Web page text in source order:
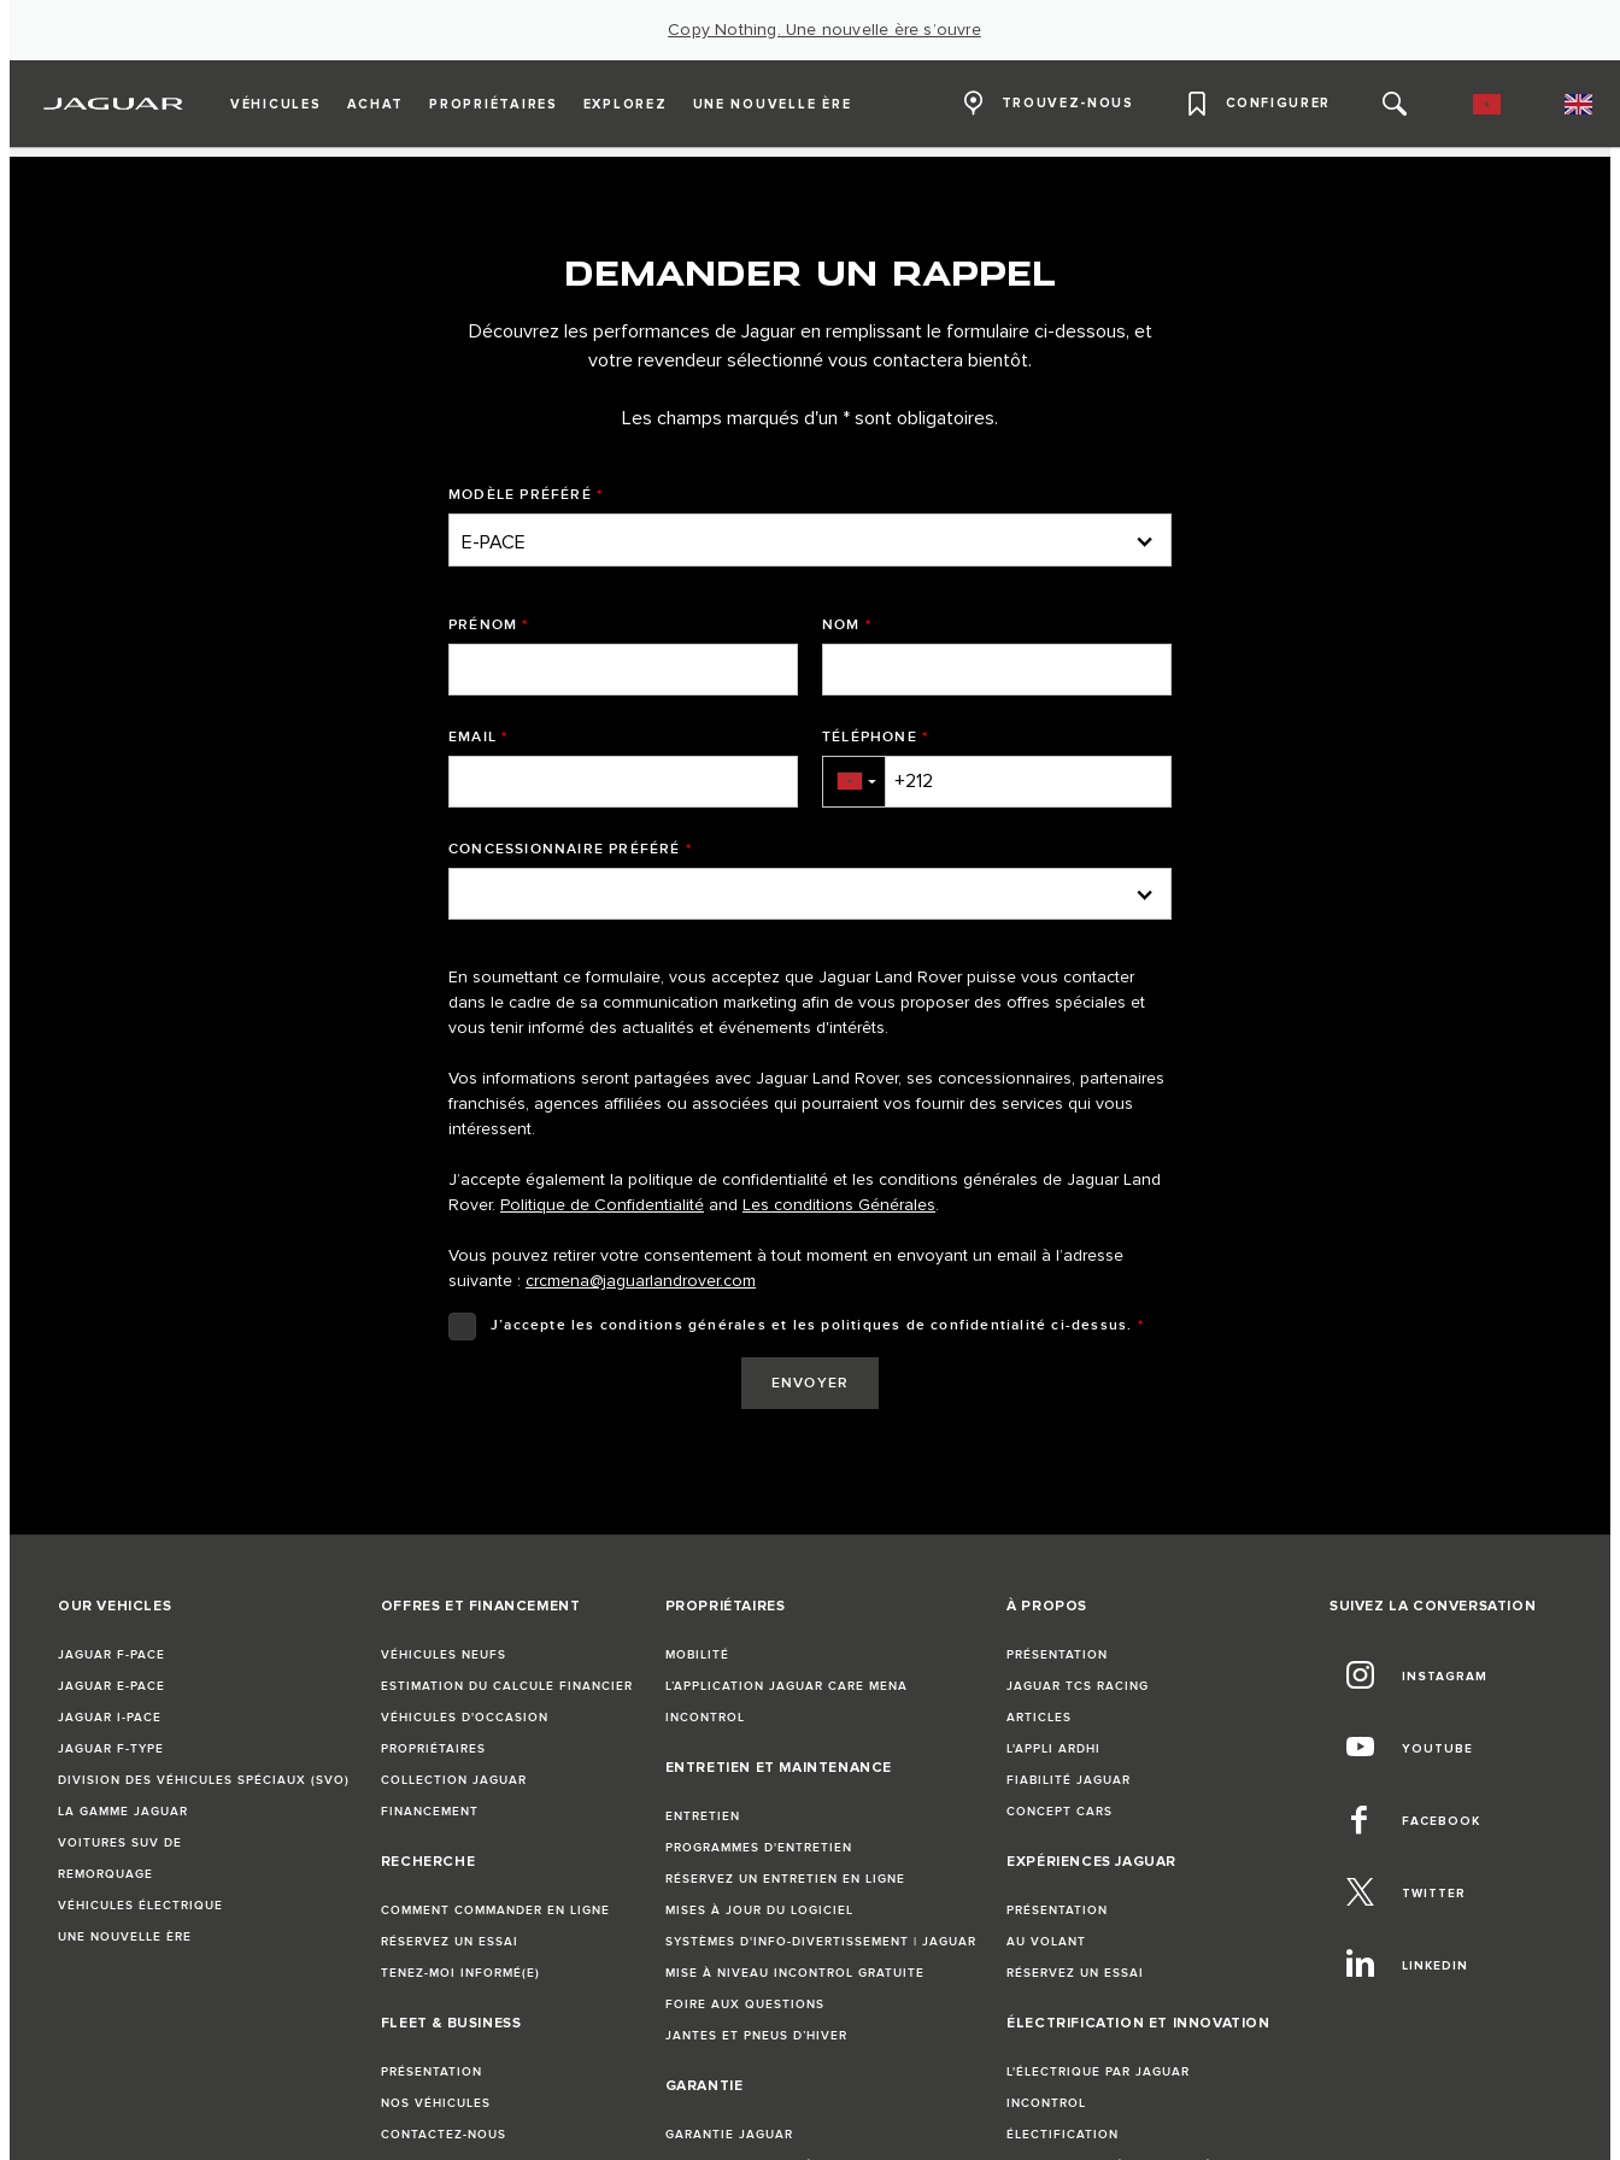
Copy Nothing. Une nouvelle ère s’ouvre
VÉHICULES ACHAT PROPRIÉTAIRES EXPLOREZ UNE NOUVELLE ÈRE TROUVEZ-NOUS CONFIGURER
DEMANDER UN RAPPEL
Découvrez les performances de Jaguar en remplissant le formulaire ci-dessous, et
votre revendeur sélectionné vous contactera bientôt.
Les champs marqués d'un * sont obligatoires.
MODÈLE PRÉFÉRÉ *
PRÉNOM * NOM *
EMAIL * TÉLÉPHONE *
▼
CONCESSIONNAIRE PRÉFÉRÉ *
En soumettant ce formulaire, vous acceptez que Jaguar Land Rover puisse vous contacter
dans le cadre de sa communication marketing afin de vous proposer des offres spéciales et
vous tenir informé des actualités et événements d'intérêts.
Vos informations seront partagées avec Jaguar Land Rover, ses concessionnaires, partenaires
franchisés, agences affiliées ou associées qui pourraient vos fournir des services qui vous
intéressent.
J’accepte également la politique de confidentialité et les conditions générales de Jaguar Land
Rover. Politique de Confidentialité and Les conditions Générales.
Vous pouvez retirer votre consentement à tout moment en envoyant un email à l’adresse
suivante : crcmena@jaguarlandrover.com
J’accepte les conditions générales et les politiques de confidentialité ci-dessus. *
OUR VEHICLES
JAGUAR F-PACE
JAGUAR E-PACE
JAGUAR I-PACE
JAGUAR F-TYPE
DIVISION DES VÉHICULES SPÉCIAUX (SVO)
LA GAMME JAGUAR
VOITURES SUV DE
REMORQUAGE
VÉHICULES ÉLECTRIQUE
UNE NOUVELLE ÈRE
OFFRES ET FINANCEMENT
VÉHICULES NEUFS
ESTIMATION DU CALCULE FINANCIER
VÉHICULES D'OCCASION
PROPRIÉTAIRES
COLLECTION JAGUAR
FINANCEMENT
RECHERCHE
COMMENT COMMANDER EN LIGNE
RÉSERVEZ UN ESSAI
TENEZ-MOI INFORMÉ(E)
FLEET & BUSINESS
PRÉSENTATION
NOS VÉHICULES
CONTACTEZ-NOUS
PROPRIÉTAIRES
MOBILITÉ
L’APPLICATION JAGUAR CARE MENA
INCONTROL
ENTRETIEN ET MAINTENANCE
ENTRETIEN
PROGRAMMES D'ENTRETIEN
RÉSERVEZ UN ENTRETIEN EN LIGNE
MISES À JOUR DU LOGICIEL
SYSTÈMES D'INFO-DIVERTISSEMENT | JAGUAR
MISE À NIVEAU INCONTROL GRATUITE
FOIRE AUX QUESTIONS
JANTES ET PNEUS D’HIVER
GARANTIE
GARANTIE JAGUAR
À PROPOS
PRÉSENTATION
JAGUAR TCS RACING
ARTICLES
L'APPLI ARDHI
FIABILITÉ JAGUAR
CONCEPT CARS
EXPÉRIENCES JAGUAR
PRÉSENTATION
AU VOLANT
RÉSERVEZ UN ESSAI
ÉLECTRIFICATION ET INNOVATION
L'ÉLECTRIQUE PAR JAGUAR
INCONTROL
ÉLECTIFICATION
SUIVEZ LA CONVERSATION
INSTAGRAM
YOUTUBE
FACEBOOK
TWITTER
LINKEDIN